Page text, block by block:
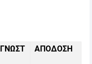
ΑΠΟΔΟΣΗ